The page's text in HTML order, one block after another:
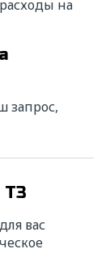
на
запрос,
ТЗ
вас